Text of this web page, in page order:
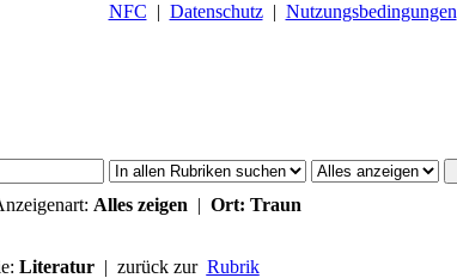
NFC | Datenschutz| Nutzungsbedingungen
Alles zeigen | Ort: Traun
Literatur| zurück zur Rubrik